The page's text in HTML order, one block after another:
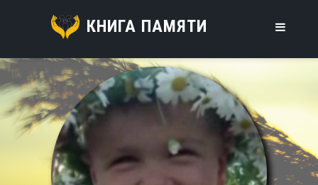
КНИГА ПАМЯТИ